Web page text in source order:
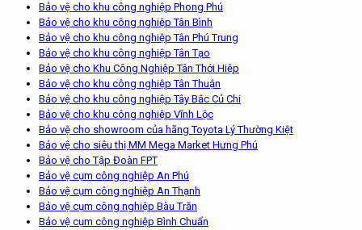
Bảo vệ cho khu công nghiệp Phong Phú
Bảo vệ cho khu công nghiệp Tân Bình
Bảo vệ cho khu công nghiệp Tân Phú Trung
Bảo vệ cho khu công nghiệp Tân Tạo
Bảo vệ cho Khu Công Nghiệp Tân Thới Hiệp
Bảo vệ cho khu công nghiệp Tân Thuận
Bảo vệ cho khu công nghiệp Tây Bắc Củ Chi
Bảo vệ cho khu công nghiệp Vĩnh Lộc
Bảo vệ cho showroom của hãng Toyota Lý Thường Kiệt
Bảo vệ cho siêu thị MM Mega Market Hưng Phú
Bảo vệ cho Tập Đoàn FPT
Bảo vệ cụm công nghiệp An Phú
Bảo vệ cụm công nghiệp An Thạnh
Bảo vệ cụm công nghiệp Bàu Trăn
Bảo vệ cụm công nghiệp Bình Chuẩn